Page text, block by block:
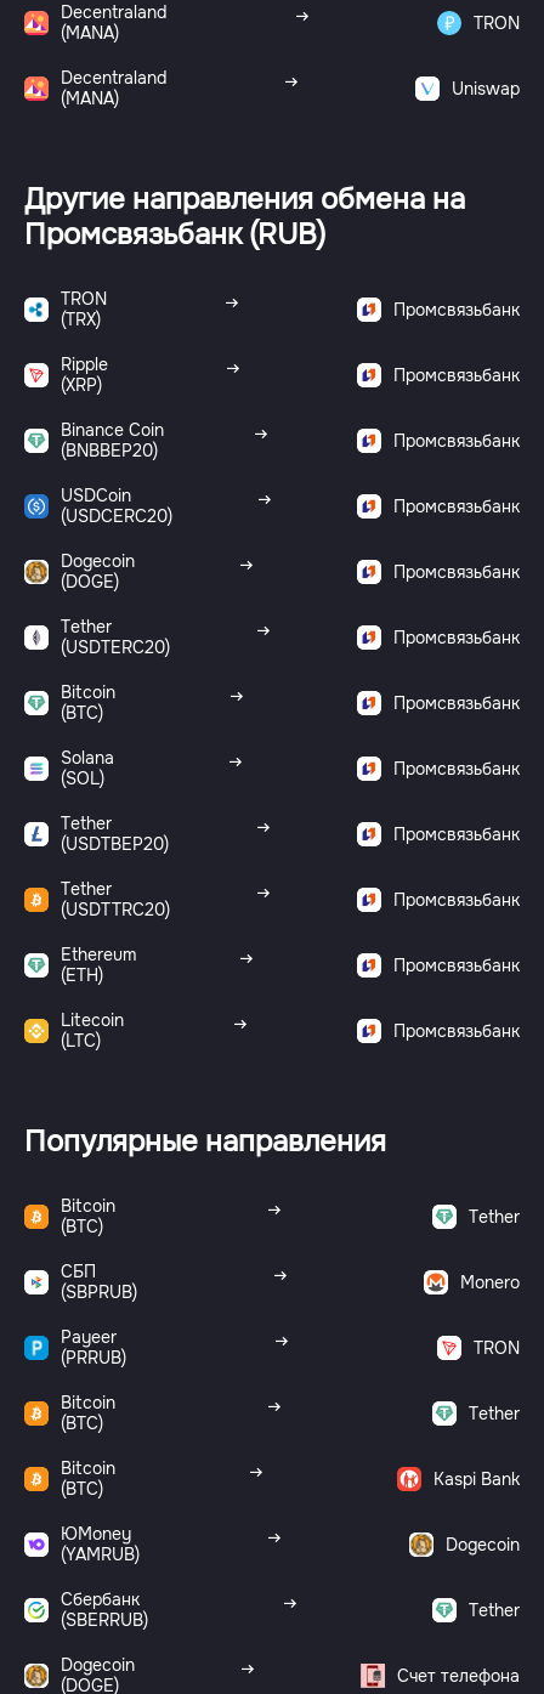
Decentraland
(MANA)
TRON
Decentraland
(MANA)
Uniswap
Другие направления обмена на
Промсвязьбанк (RUB)
TRON
(TRX)
Промсвязьбанк
Ripple
(XRP)
Промсвязьбанк
Binance Coin
(BNBBEP20)
Промсвязьбанк
USDCoin
(USDCERC20)
Промсвязьбанк
Dogecoin
(DOGE)
Промсвязьбанк
Tether
(USDTERC20)
Промсвязьбанк
Bitcoin
(BTC)
Промсвязьбанк
Solana
(SOL)
Промсвязьбанк
Tether
(USDTBEP20)
Промсвязьбанк
Tether
(USDTTRC20)
Промсвязьбанк
Ethereum
(ETH)
Промсвязьбанк
Litecoin
(LTC)
Промсвязьбанк
Популярные направления
Bitcoin
(BTC)
Tether
СБП
(SBPRUB)
Monero
Payeer
(PRRUB)
TRON
Bitcoin
(BTC)
Tether
Bitcoin
(BTC)
Kaspi Bank
ЮMoney
(YAMRUB)
Dogecoin
Сбербанк
(SBERRUB)
Tether
Dogecoin
(DOGE)
Счет телефона